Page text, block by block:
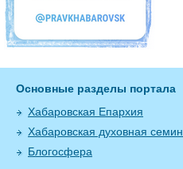
Основные разделы портала
Хабаровская Епархия
Хабаровская духовная
Блогосфера